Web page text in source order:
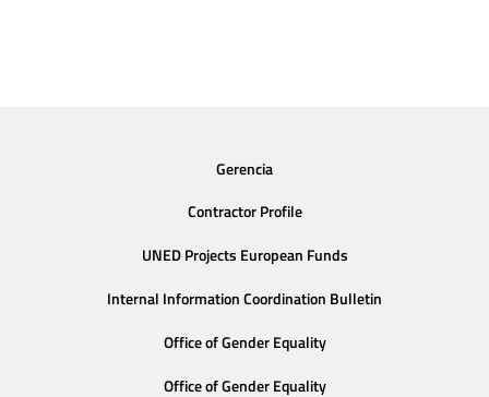
Gerencia
Contractor Profile
UNED Projects European Funds
Internal Information Coordination Bulletin
Office of Gender Equality
Office of Gender Equality